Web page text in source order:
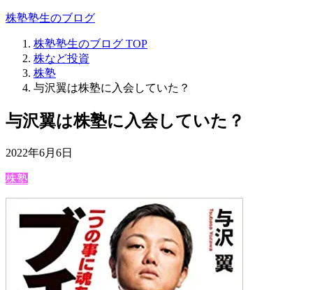
株塾塾生のブログ
株塾塾生のブログ TOP
株など投資
株塾
与沢翼は株塾に入会していた？
与沢翼は株塾に入会していた？
2022年6月6日
株塾